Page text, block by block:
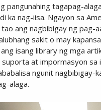
pangunahing tagapag-
ka nag-iisa. Ngayon sa
ang nagbibigay ng pag-
sakit o may
isang library ng mga
suporta at impormasyon sa
ngunit nagbibigay-
alaga.